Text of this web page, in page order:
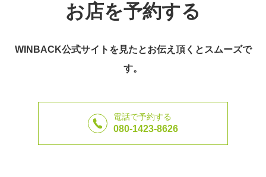
お店を予約する
WINBACK公式サイトを見たとお伝え頂くとスムーズで
す。
電話で予約する
080-1423-8626